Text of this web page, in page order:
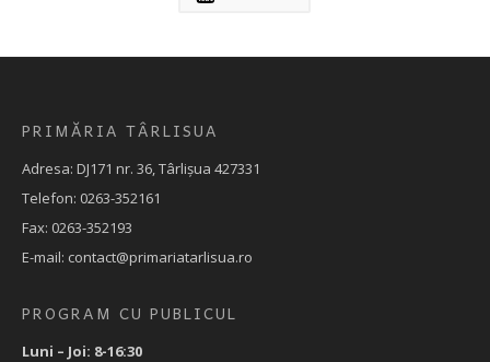
PRIMĂRIA TÂRLISUA
Adresa: DJ171 nr. 36, Târlișua 427331
Telefon: 0263-352161
Fax: 0263-352193
E-mail: contact@primariatarlisua.ro
PROGRAM CU PUBLICUL
Luni – Joi: 8-16:30